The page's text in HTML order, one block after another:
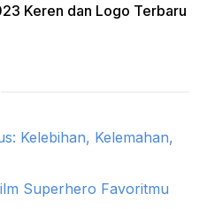
Keren dan Logo Terbaru
Kelebihan, Kelemahan,
Superhero Favoritmu